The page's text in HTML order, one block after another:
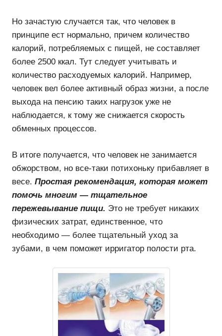
Но зачастую случается так, что человек в
принципе ест нормально, причем количество
калорий, потребляемых с пищей, не составляет
более 2500 ккал. Тут следует учитывать и
количество расходуемых калорий. Например,
человек вел более активный образ жизни, а после
выхода на пенсию таких нагрузок уже не
наблюдается, к тому же снижается скорость
обменных процессов.
В итоге получается, что человек не занимается
обжорством, но все-таки потихоньку прибавляет в
весе. Простая рекомендация, которая может
помочь многим — тщательное
пережевывание пищи. Это не требует никаких
физических затрат, единственное, что
необходимо — более тщательный уход за
зубами, в чем поможет ирригатор полости рта.